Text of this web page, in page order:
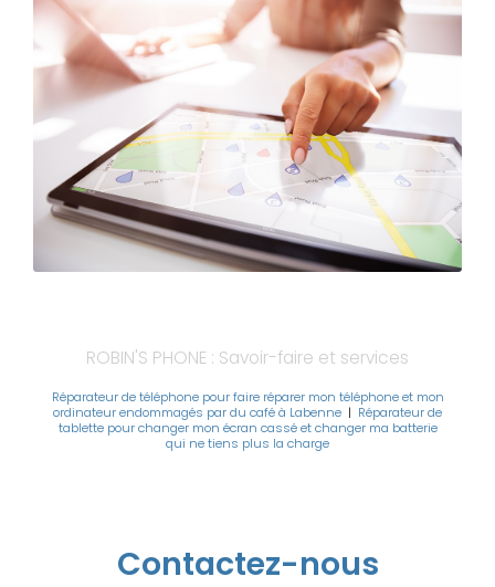
ROBIN'S PHONE : Savoir-faire et services
Réparateur de téléphone pour faire réparer mon téléphone et mon
ordinateur endommagés par du café à Labenne | Réparateur de
tablette pour changer mon écran cassé et changer ma batterie
qui ne tiens plus la charge
Contactez-nous